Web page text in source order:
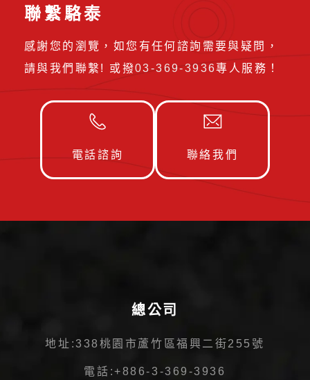
聯繫駱泰
感謝您的瀏覽，如您有任何諮詢需要與疑問，
請與我們聯繫! 或撥03-369-3936專人服務！
電話諮詢 聯絡我們
總公司
地址:338桃園市蘆竹區福興二街255號
電話:+886-3-369-3936